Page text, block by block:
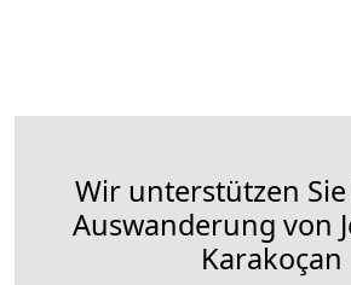
Wir unterstützen
Auswanderung von
Karakoçan